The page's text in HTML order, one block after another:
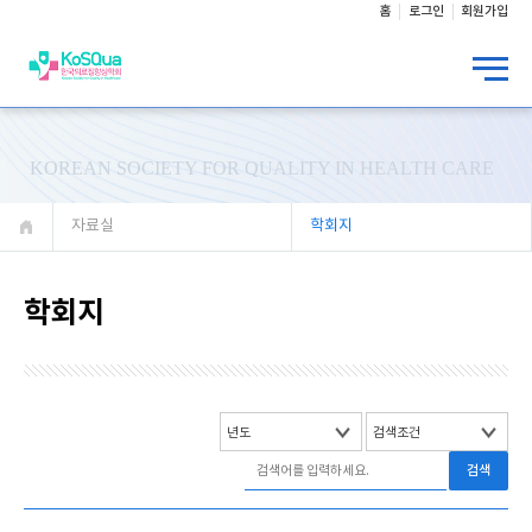
홈 로그인 회원가입
KOREAN SOCIETY FOR QUALITY IN HEALTH CARE
자료실 학회지
학회지
검색